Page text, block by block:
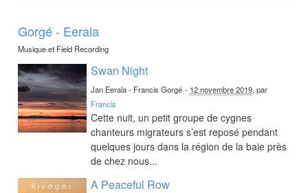
Gorgé - Eerala
Musique et Field Recording
Swan Night
Jan Eerala - Francis Gorgé - 12 novembre 2019, par
Francis
Cette nuit, un petit groupe de cygnes
chanteurs migrateurs s’est reposé pendant
quelques jours dans la région de la baie près
de chez nous...
A Peaceful Row